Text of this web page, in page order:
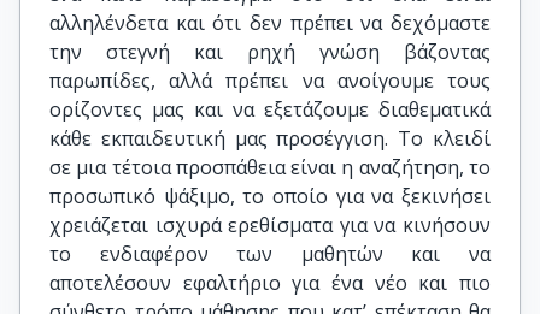
αλληλένδετα και ότι δεν πρέπει να δεχόμαστε
την στεγνή και ρηχή γνώση βάζοντας
παρωπίδες, αλλά πρέπει να ανοίγουμε τους
ορίζοντες μας και να εξετάζουμε διαθεματικά
κάθε εκπαιδευτική μας προσέγγιση. Το κλειδί
σε μια τέτοια προσπάθεια είναι η αναζήτηση, το
προσωπικό ψάξιμο, το οποίο για να ξεκινήσει
χρειάζεται ισχυρά ερεθίσματα για να κινήσουν
το ενδιαφέρον των μαθητών και να
αποτελέσουν εφαλτήριο για ένα νέο και πιο